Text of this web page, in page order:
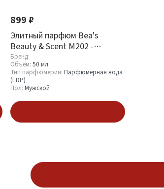
899 ₽
Элитный парфюм Bea's
Beauty & Scent M202 -
Christian Dior Sauvage
Бренд:
Объём: 50 мл
Тип парфюмерии: Парфюмерная вода
(EDP)
Пол: Мужской